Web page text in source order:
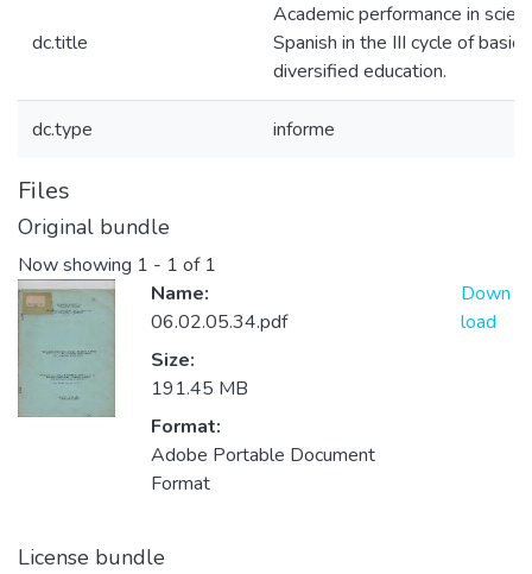
dc.title
Academic performance in
Spanish in the III cycle of basic
diversified education.
dc.type informe
Files
Original bundle
Now showing 1 - 1 of 1
Name:
06.02.05.34.pdf
Size:
191.45 MB
Format:
Adobe Portable Document
Format
Down
load
License bundle